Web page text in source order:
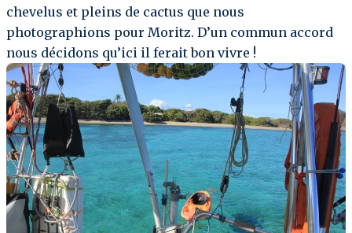
chevelus et pleins de cactus que nous
photographions pour Moritz. D’un commun accord
nous décidons qu’ici il ferait bon vivre !